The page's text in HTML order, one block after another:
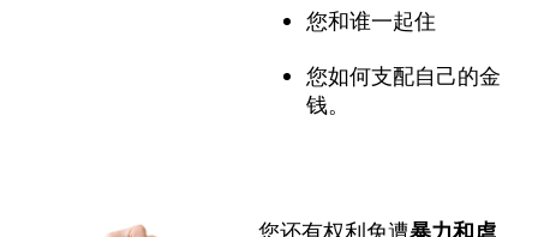
您和谁一起住
您如何支配自己的金
钱。